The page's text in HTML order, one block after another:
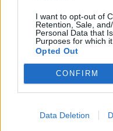
I want to opt-out of
Retention, Sale,
Personal Data that
Purposes for which
Opted Out
CONFIRM
Data Deletion
Magyarország tele van